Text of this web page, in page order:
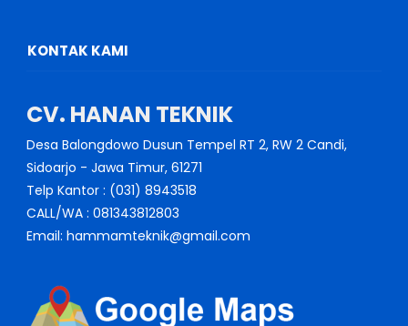
KONTAK KAMI
CV. HANAN TEKNIK
Desa Balongdowo Dusun Tempel RT 2, RW 2 Candi,
Sidoarjo - Jawa Timur, 61271
Telp Kantor : (031) 8943518
CALL/WA : 081343812803
Email: hammamteknik@gmail.com